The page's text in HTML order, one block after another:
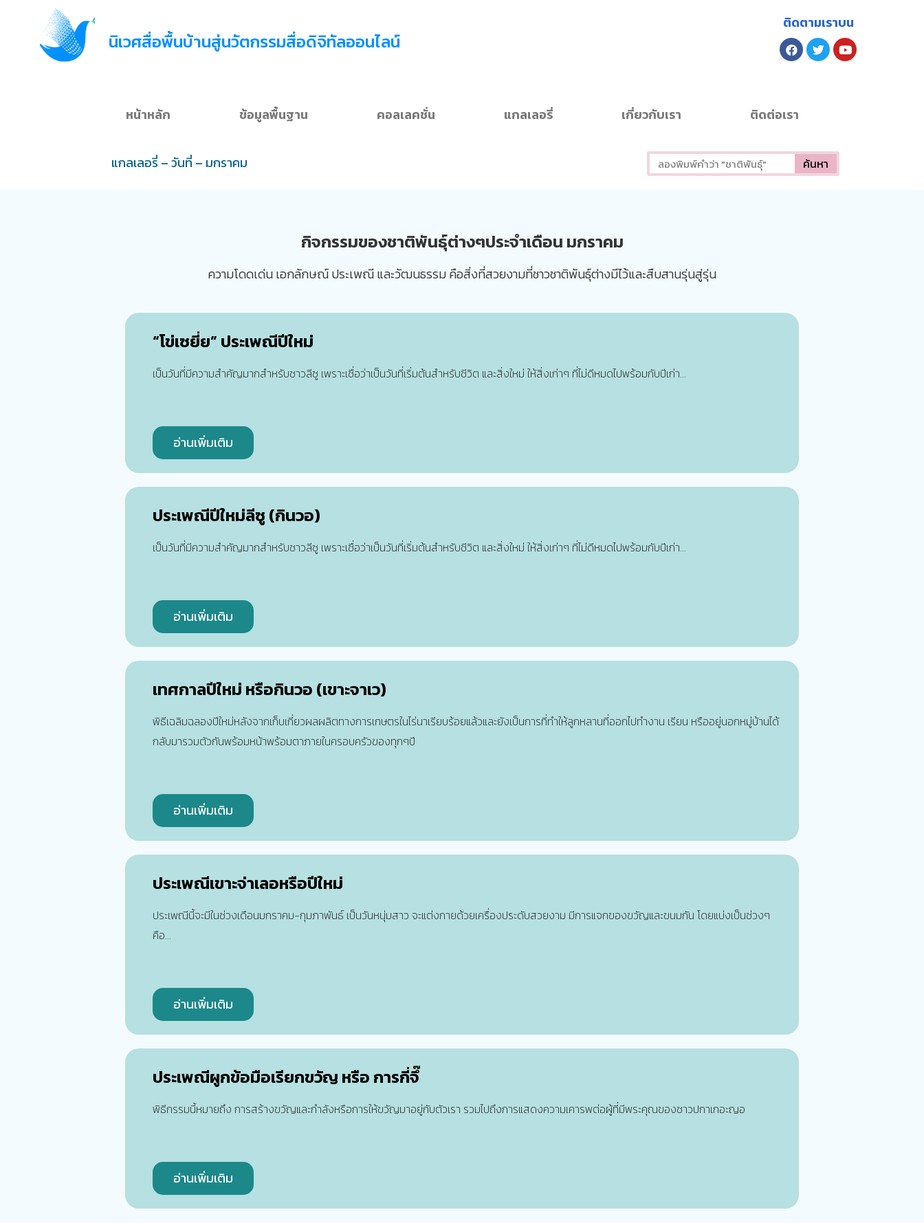
นิเวศสื่อพื้นบ้านสู่นวัตกรรมสื่อดิจิทัลออนไลน์
ติดตามเราบน
หน้าหลัก ข้อมูลพื้นฐาน คอลเลคชั่น แกลเลอรี่ เกี่ยวกับเรา ติดต่อเรา
แกลเลอรี่ – วันที่ – มกราคม ค้นหา
กิจกรรมของชาติพันธุ์ต่างๆประจำเดือน มกราคม
ความโดดเด่น เอกลักษณ์ ประเพณี และวัฒนธรรม คือสิ่งที่สวยงามที่ชาวชาติพันธุ์ต่างมีไว้และสืบสานรุ่นสู่รุ่น
“โข่เซยี่ย” ประเพณีปีใหม่
เป็นวันที่มีความสำคัญมากสำหรับชาวลีซู เพราะเชื่อว่าเป็นวันที่เริ่มต้นสำหรับชีวิต และสิ่งใหม่ ให้สิ่งเก่าๆ ที่ไม่ดีหมดไปพร้อมกับปีเก่า...
อ่านเพิ่มเติม
ประเพณีปีใหม่ลีซู (กินวอ)
เป็นวันที่มีความสำคัญมากสำหรับชาวลีซู เพราะเชื่อว่าเป็นวันที่เริ่มต้นสำหรับชีวิต และสิ่งใหม่ ให้สิ่งเก่าๆ ที่ไม่ดีหมดไปพร้อมกับปีเก่า...
อ่านเพิ่มเติม
เทศกาลปีใหม่ หรือกินวอ (เขาะจาเว)
พิธีเฉลิมฉลองปีใหม่หลังจากเก็บเกี่ยวผลผลิตทางการเกษตรในไร่นาเรียบร้อยแล้วและยังเป็นการที่ทำให้ลูกหลานที่ออกไปทำงาน เรียน หรืออยู่นอกหมู่บ้านได้
กลับมารวมตัวกันพร้อมหน้าพร้อมตาภายในครอบครัวของทุกๆปี
อ่านเพิ่มเติม
ประเพณีเขาะจ่าเลอหรือปีใหม่
ประเพณีนี้จะมีในช่วงเดือนมกราคม-กุมภาพันธ์ เป็นวันหนุ่มสาว จะแต่งกายด้วยเครื่องประดับสวยงาม มีการแจกของขวัญและขนมกัน โดยแบ่งเป็นช่วงๆ
คือ...
อ่านเพิ่มเติม
ประเพณีผูกข้อมือเรียกขวัญ หรือ การกี่จึ๊
พิธีกรรมนี้หมายถึง การสร้างขวัญและกำลังหรือการให้ขวัญมาอยู่กับตัวเรา รวมไปถึงการแสดงความเคารพต่อผู้ที่มีพระคุณของชาวปกาเกอะญอ
อ่านเพิ่มเติม